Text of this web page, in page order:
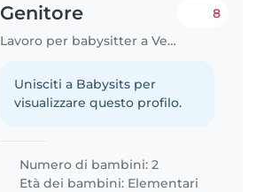
Genitore
Lavoro per babysitter a Vecchiano-Nodica
8
Unisciti a Babysits per
visualizzare questo profilo.
Numero di bambini: 2
Età dei bambini: Elementari